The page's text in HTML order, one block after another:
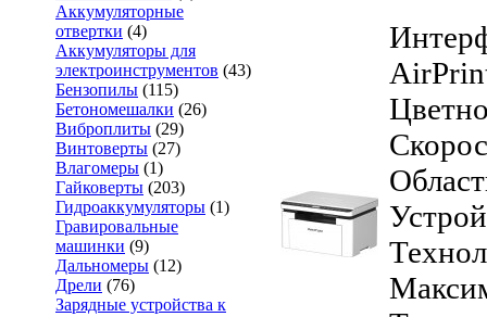
Аккумуляторные
отвертки (4)
Аккумуляторы для
электроинструментов (43)
Бензопилы (115)
Бетономешалки (26)
Виброплиты (29)
Винтоверты (27)
Влагомеры (1)
Гайковерты (203)
Гидроаккумуляторы (1)
Гравировальные
машинки (9)
Дальномеры (12)
Дрели (76)
Зарядные устройства к